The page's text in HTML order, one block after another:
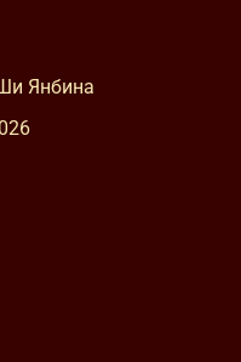
Янбина